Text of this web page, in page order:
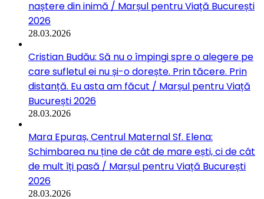
naștere din inimă / Marșul pentru Viață București
2026
28.03.2026
Cristian Budău: Să nu o împingi spre o alegere pe
care sufletul ei nu și-o dorește. Prin tăcere. Prin
distanță. Eu asta am făcut / Marșul pentru Viață
București 2026
28.03.2026
Mara Epuraș, Centrul Maternal Sf. Elena:
Schimbarea nu ține de cât de mare ești, ci de cât
de mult îți pasă / Marșul pentru Viață București
2026
28.03.2026